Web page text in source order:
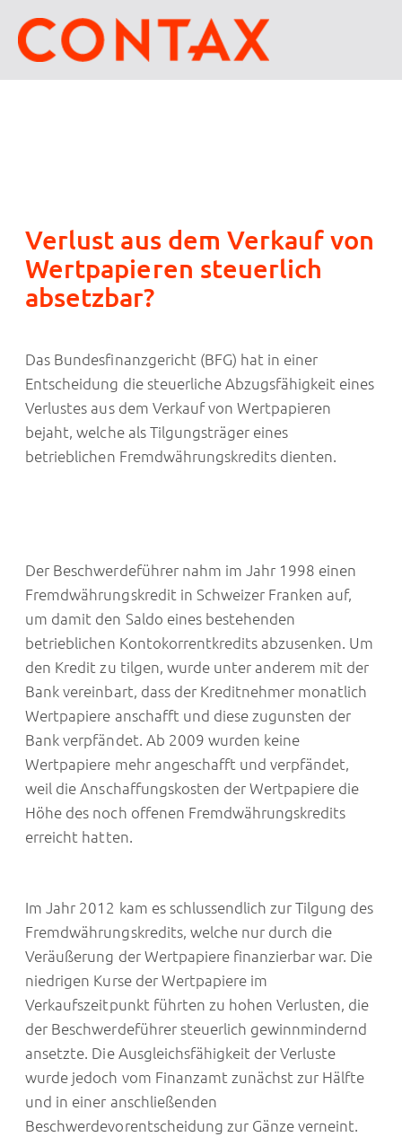
Verlust aus dem Verkauf von
Wertpapieren steuerlich
absetzbar?
Das Bundesfinanzgericht (BFG) hat in einer
Entscheidung die steuerliche Abzugsfähigkeit eines
Verlustes aus dem Verkauf von Wertpapieren
bejaht, welche als Tilgungsträger eines
betrieblichen Fremdwährungskredits dienten.
Der Beschwerdeführer nahm im Jahr 1998 einen
Fremdwährungskredit in Schweizer Franken auf,
um damit den Saldo eines bestehenden
betrieblichen Kontokorrentkredits abzusenken. Um
den Kredit zu tilgen, wurde unter anderem mit der
Bank vereinbart, dass der Kreditnehmer monatlich
Wertpapiere anschafft und diese zugunsten der
Bank verpfändet. Ab 2009 wurden keine
Wertpapiere mehr angeschafft und verpfändet,
weil die Anschaffungskosten der Wertpapiere die
Höhe des noch offenen Fremdwährungskredits
erreicht hatten.
Im Jahr 2012 kam es schlussendlich zur Tilgung des
Fremdwährungskredits, welche nur durch die
Veräußerung der Wertpapiere finanzierbar war. Die
niedrigen Kurse der Wertpapiere im
Verkaufszeitpunkt führten zu hohen Verlusten, die
der Beschwerdeführer steuerlich gewinnmindernd
ansetzte. Die Ausgleichsfähigkeit der Verluste
wurde jedoch vom Finanzamt zunächst zur Hälfte
und in einer anschließenden
Beschwerdevorentscheidung zur Gänze verneint.